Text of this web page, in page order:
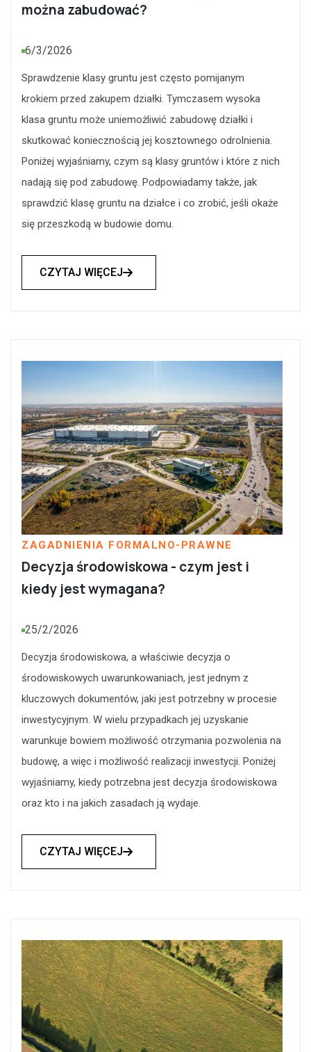
można zabudować?
6/3/2026
Sprawdzenie klasy gruntu jest często pomijanym
krokiem przed zakupem działki. Tymczasem wysoka
klasa gruntu może uniemożliwić zabudowę działki i
skutkować koniecznością jej kosztownego odrolnienia.
Poniżej wyjaśniamy, czym są klasy gruntów i które z nich
nadają się pod zabudowę. Podpowiadamy także, jak
sprawdzić klasę gruntu na działce i co zrobić, jeśli okaże
się przeszkodą w budowie domu.
CZYTAJ WIĘCEJ
ZAGADNIENIA FORMALNO-PRAWNE
Decyzja środowiskowa - czym jest i
kiedy jest wymagana?
25/2/2026
Decyzja środowiskowa, a właściwie decyzja o
środowiskowych uwarunkowaniach, jest jednym z
kluczowych dokumentów, jaki jest potrzebny w procesie
inwestycyjnym. W wielu przypadkach jej uzyskanie
warunkuje bowiem możliwość otrzymania pozwolenia na
budowę, a więc i możliwość realizacji inwestycji. Poniżej
wyjaśniamy, kiedy potrzebna jest decyzja środowiskowa
oraz kto i na jakich zasadach ją wydaje.
CZYTAJ WIĘCEJ